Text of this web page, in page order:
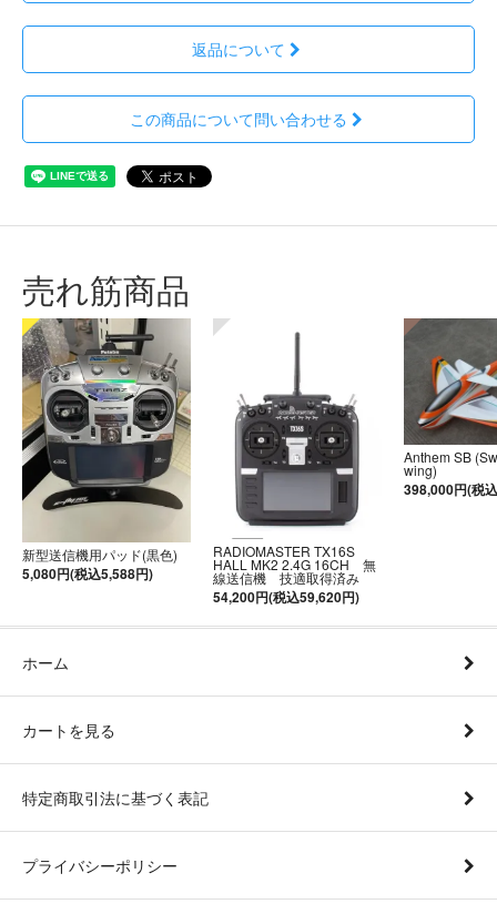
返品について
この商品について問い合わせる
売れ筋商品
新型送信機用パッド(黒色)
5,080円(税込5,588円)
RADIOMASTER TX16S
HALL MK2 2.4G 16CH 無
線送信機 技適取得済み
54,200円(税込59,620円)
Anthem SB
wing)
398,000円(税
ホーム
カートを見る
特定商取引法に基づく表記
プライバシーポリシー